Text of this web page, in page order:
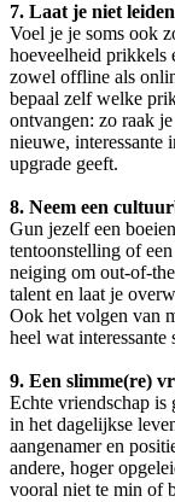
7. Laat je niet
Voel je je soms ook
hoeveelheid prikkels
zowel offline als
bepaal zelf welke
ontvangen: zo raak
nieuwe, interessante
upgrade geeft.
8. Neem een
Gun jezelf een
tentoonstelling of
neiging om out-of-
talent en laat je
Ook het volgen van
heel wat
9. Een slimme(re)
Echte vriendschap is
in het dagelijkse
aangenamer en
andere, hoger
vooral niet te min of